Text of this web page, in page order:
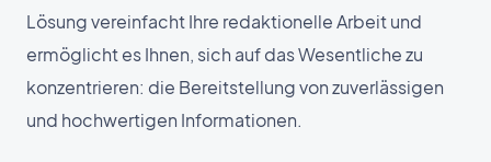
Lösung vereinfacht Ihre redaktionelle Arbeit und
ermöglicht es Ihnen, sich auf das Wesentliche zu
konzentrieren: die Bereitstellung von zuverlässigen
und hochwertigen Informationen.